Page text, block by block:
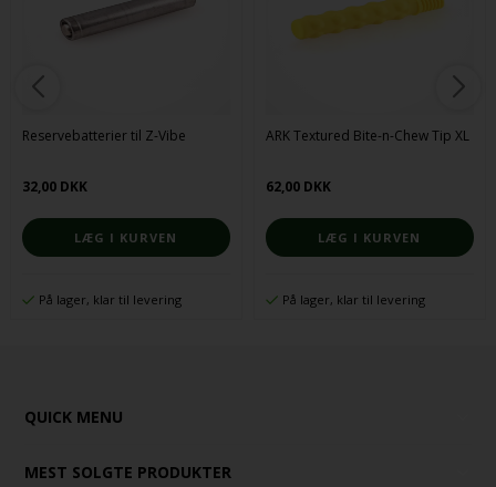
Reservebatterier til Z-Vibe
32,00 DKK
På lager, klar til levering
ARK Textured Bite-n-Chew Tip XL
62,00 DKK
På lager, klar til levering
QUICK MENU
MEST SOLGTE PRODUKTER